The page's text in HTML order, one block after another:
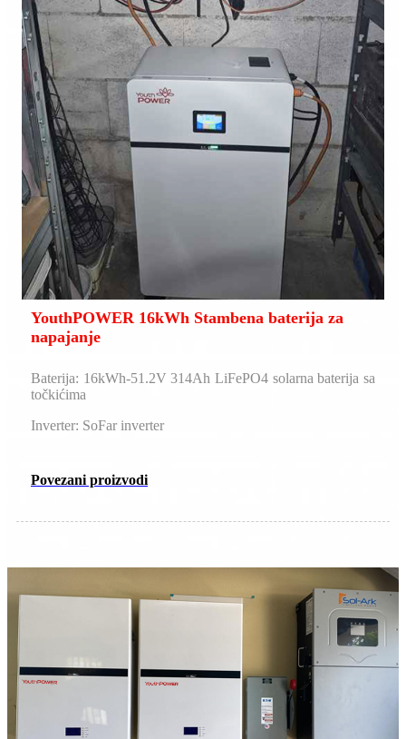
YouthPOWER 16kWh Stambena baterija za
napajanje
Baterija: 16kWh-51.2V 314Ah LiFePO4 solarna baterija sa
točkićima
Inverter: SoFar inverter
Povezani proizvodi